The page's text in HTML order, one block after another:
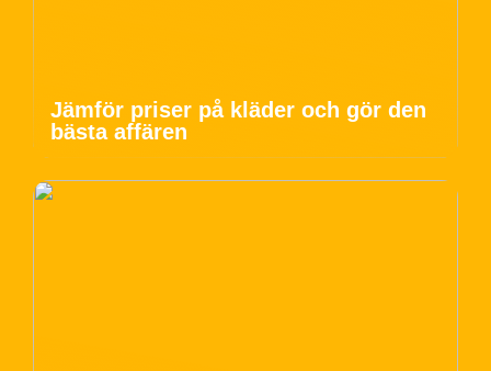
Jämför priser på kläder och gör den
bästa affären